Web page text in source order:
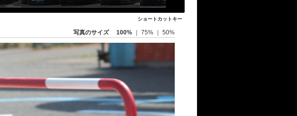
ショートカットキー
写真のサイズ 100% 75% 50%